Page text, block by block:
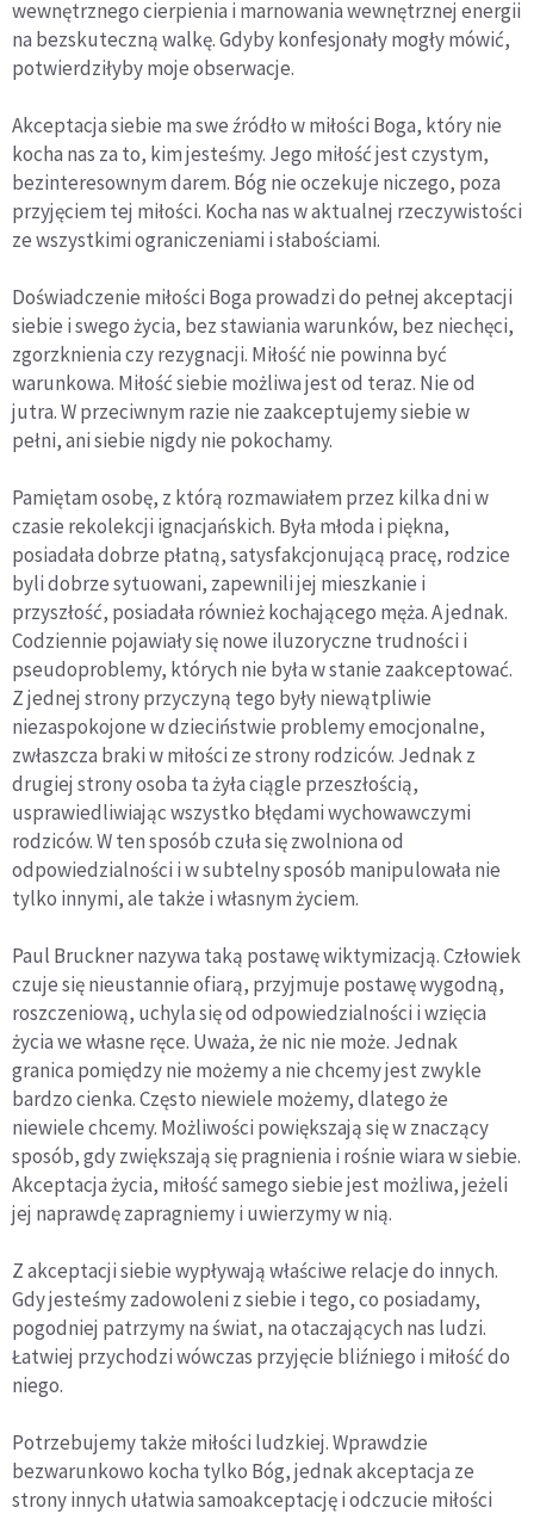
wewnętrznego cierpienia i marnowania wewnętrznej energii
na bezskuteczną walkę. Gdyby konfesjonały mogły mówić,
potwierdziłyby moje obserwacje.
Akceptacja siebie ma swe źródło w miłości Boga, który nie
kocha nas za to, kim jesteśmy. Jego miłość jest czystym,
bezinteresownym darem. Bóg nie oczekuje niczego, poza
przyjęciem tej miłości. Kocha nas w aktualnej rzeczywistości
ze wszystkimi ograniczeniami i słabościami.
Doświadczenie miłości Boga prowadzi do pełnej akceptacji
siebie i swego życia, bez stawiania warunków, bez niechęci,
zgorzknienia czy rezygnacji. Miłość nie powinna być
warunkowa. Miłość siebie możliwa jest od teraz. Nie od
jutra. W przeciwnym razie nie zaakceptujemy siebie w
pełni, ani siebie nigdy nie pokochamy.
Pamiętam osobę, z którą rozmawiałem przez kilka dni w
czasie rekolekcji ignacjańskich. Była młoda i piękna,
posiadała dobrze płatną, satysfakcjonującą pracę, rodzice
byli dobrze sytuowani, zapewnili jej mieszkanie i
przyszłość, posiadała również kochającego męża. A jednak.
Codziennie pojawiały się nowe iluzoryczne trudności i
pseudoproblemy, których nie była w stanie zaakceptować.
Z jednej strony przyczyną tego były niewątpliwie
niezaspokojone w dzieciństwie problemy emocjonalne,
zwłaszcza braki w miłości ze strony rodziców. Jednak z
drugiej strony osoba ta żyła ciągle przeszłością,
usprawiedliwiając wszystko błędami wychowawczymi
rodziców. W ten sposób czuła się zwolniona od
odpowiedzialności i w subtelny sposób manipulowała nie
tylko innymi, ale także i własnym życiem.
Paul Bruckner nazywa taką postawę wiktymizacją. Człowiek
czuje się nieustannie ofiarą, przyjmuje postawę wygodną,
roszczeniową, uchyla się od odpowiedzialności i wzięcia
życia we własne ręce. Uważa, że nic nie może. Jednak
granica pomiędzy nie możemy a nie chcemy jest zwykle
bardzo cienka. Często niewiele możemy, dlatego że
niewiele chcemy. Możliwości powiększają się w znaczący
sposób, gdy zwiększają się pragnienia i rośnie wiara w siebie.
Akceptacja życia, miłość samego siebie jest możliwa, jeżeli
jej naprawdę zapragniemy i uwierzymy w nią.
Z akceptacji siebie wypływają właściwe relacje do innych.
Gdy jesteśmy zadowoleni z siebie i tego, co posiadamy,
pogodniej patrzymy na świat, na otaczających nas ludzi.
Łatwiej przychodzi wówczas przyjęcie bliźniego i miłość do
niego.
Potrzebujemy także miłości ludzkiej. Wprawdzie
bezwarunkowo kocha tylko Bóg, jednak akceptacja ze
strony innych ułatwia samoakceptację i odczucie miłości